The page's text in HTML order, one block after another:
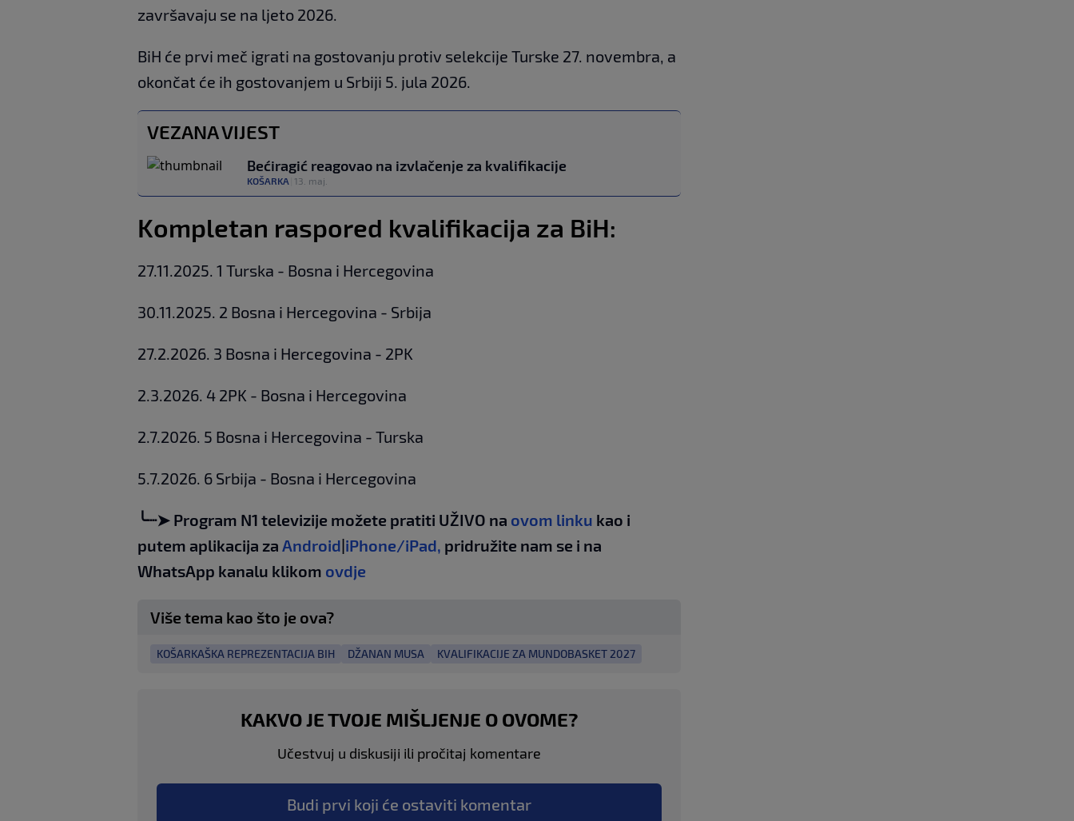
završavaju se na ljeto 2026.
BiH će prvi meč igrati na gostovanju protiv selekcije Turske 27. novembra, a
okončat će ih gostovanjem u Srbiji 5. jula 2026.
VEZANA VIJEST
Bećiragić reagovao na izvlačenje za kvalifikacije
KOŠARKA 13. maj.
Kompletan raspored kvalifikacija za BiH:
27.11.2025. 1 Turska - Bosna i Hercegovina
30.11.2025. 2 Bosna i Hercegovina - Srbija
27.2.2026. 3 Bosna i Hercegovina - 2PK
2.3.2026. 4 2PK - Bosna i Hercegovina
2.7.2026. 5 Bosna i Hercegovina - Turska
5.7.2026. 6 Srbija - Bosna i Hercegovina
╰┈➤ Program N1 televizije možete pratiti UŽIVO na ovom linku kao i
putem aplikacija za Android|iPhone/iPad, pridružite nam se i na
WhatsApp kanalu klikom ovdje
Više tema kao što je ova?
KOŠARKAŠKA REPREZENTACIJA BIH DŽANAN MUSA KVALIFIKACIJE ZA MUNDOBASKET 2027
KAKVO JE TVOJE MIŠLJENJE O OVOME?
Učestvuj u diskusiji ili pročitaj komentare
Budi prvi koji će ostaviti komentar